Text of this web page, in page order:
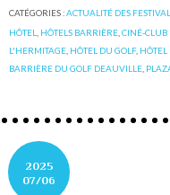
CATÉGORIES :ACTUALITÉ DES
HÔTEL
HÔTELS BARRIÈRE ,CINÉ-CLUB
L'HERMITAGE HÔTEL DU GOLF,
BARRIÈRE DU GOLF DEAUVILLE
2025
07/06